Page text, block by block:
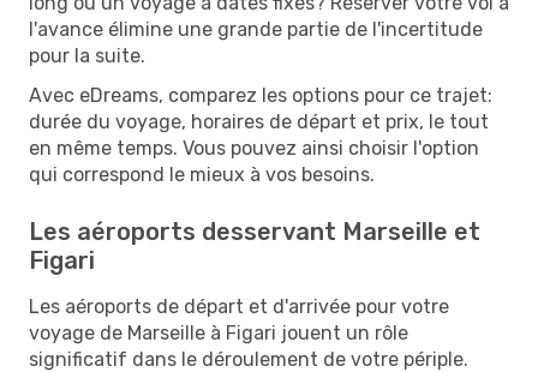
l'avance élimine une grande partie de l'incertitude
pour la suite.
Avec eDreams, comparez les options pour ce trajet:
durée du voyage, horaires de départ et prix, le tout
en même temps. Vous pouvez ainsi choisir l'option
qui correspond le mieux à vos besoins.
Les aéroports desservant Marseille et
Figari
Les aéroports de départ et d'arrivée pour votre
voyage de Marseille à Figari jouent un rôle
significatif dans le déroulement de votre périple.